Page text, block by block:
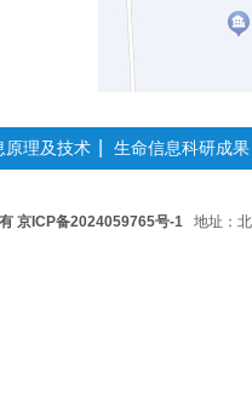
原理及技术 生命信息科研成果
京ICP备2024059765号-1 地址：